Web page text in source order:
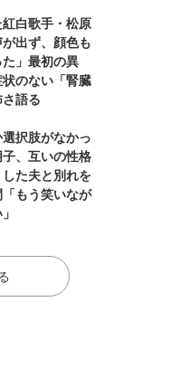
白歌手・松原
出ず、顔色も
」最初の異
のない「腎臓
語る
選択肢がなかっ
、互いの性格
た夫と別れを
もう笑いなが